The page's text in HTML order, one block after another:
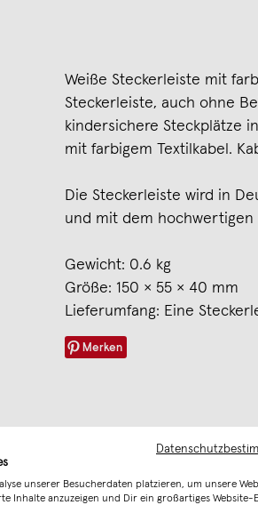
Weiße Steckerleiste mit
Steckerleiste, auch ohne
kindersichere Steckplätze
mit farbigem Textilkabel.
Die Steckerleiste wird in
und mit dem hochwertigen
Gewicht: 0.6 kg
Größe: 150 × 55 × 40 mm
Lieferumfang: Eine
Merken
unserer Besucherdaten platzieren, um unsere
Inhalte anzuzeigen und Dir ein großartiges Website-